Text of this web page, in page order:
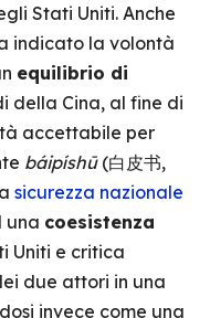
Stati Uniti. Anche
indicato la volontà
equilibrio di
della Cina, al fine di
accettabile per
báipíshū(白皮书,
sicurezza nazionale
una coesistenza
Uniti e critica
due attori in una
invece come una